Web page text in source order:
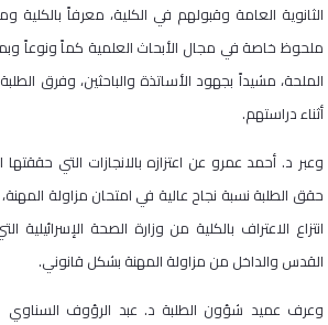
الثانوية العامة وقبولهم في الكلية، معرفاً
ملحوظ خاصة في مجال الأبحاث العلمية كماً ونوعاً
الملحة، مشيداً بجهود الأساتذة والباحثين، وفرق
أثناء دراستهم.
وعبر د. أحمد عمرو عن اعتزازه بالانجازات التي
حقق الطلبة نسبة نجاح عالية في امتحان مزاولة
انتزاع الاعتراف بالكلية من وزارة الصحة
القدس والداخل من مزاولة المهنة بشكل قانوني.
وعرف عميد شؤون الطلبة د. عبد الرؤوف السناوي